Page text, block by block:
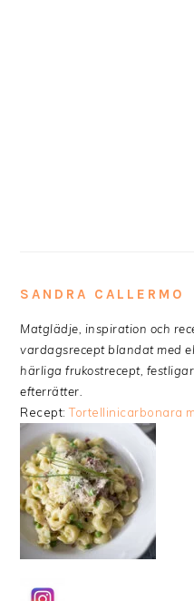
SANDRA CALLERMO
Matglädje, inspiration och
vardagsrecept blandat med
härliga frukostrecept,
efterrätter.
Recept:Tortellinicarbonara